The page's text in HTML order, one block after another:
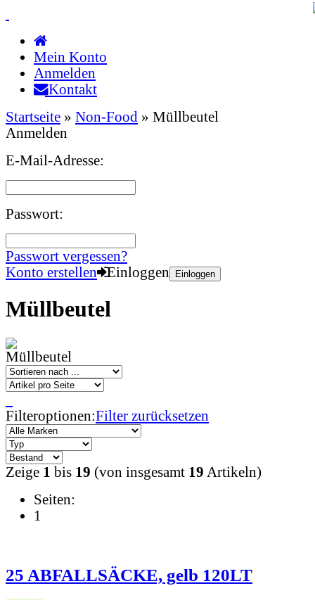
Mein Konto
Anmelden
Kontakt
Startseite » Non-Food » Müllbeutel
Anmelden
E-Mail-Adresse:
Passwort:
Passwort vergessen?
Konto erstellen
Einloggen Einloggen
Müllbeutel
Filteroptionen:Filter zurücksetzen
Zeige 1 bis 19 (von insgesamt 19 Artikeln)
Seiten:
1
25 ABFALLSÄCKE, gelb 120LT